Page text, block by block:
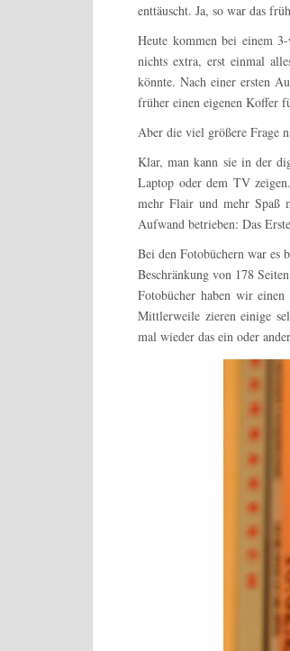
enttäuscht. Ja, so war das
Heute kommen bei einem
nichts extra, erst einmal
könnte. Nach einer ersten
früher einen eigenen Koffer
Aber die viel größere Frage
Klar, man kann sie in der
Laptop oder dem TV
mehr Flair und mehr Spaß
Aufwand betrieben: Das
Bei den Fotobüchern war es
Beschränkung von 178
Fotobücher haben wir
Mittlerweile zieren einige
mal wieder das ein oder